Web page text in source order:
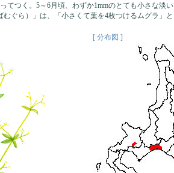
てつく。5～6月頃、わずか1mmのとても小さな淡
むぐら）」は、「小さくて葉を4枚つけるムグラ」
[ 分布図 ]